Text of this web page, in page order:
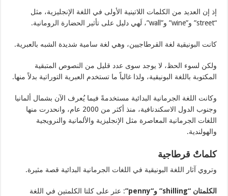
إذ إن العديد من الكلمات اللاتينية الأولى في اللغة الإنجليزية، مثل
“street” و”wine” و”wall”، لَهي دليل على تأثير الحضارة الرومانية.
كانت البونيقية لغة القرطاجيين، وهي لغة سامية شديدة الشبه بالعبرية.
ولكن لسوء الحظ، لا يوجد سوى عدد قليل من النصوص المتبقية
المكتوبة باللغة البونيقية، ولذا غالباً ما تستخدم العبرية التوراتية بدلاً منها.
وكانت اللغة الجرمانية البدائية مستخدمةً فيما يُعرف الآن بشمال ألمانيا
وجنوب الدول الاسكندنافية، منذ أكثر من 2000 عام، وانحدرت منها
اللغات الجرمانية المعاصرة مثل الإنجليزية والألمانية والنرويجية
والهولندية.
كلماتٌ قرطاجية
وتروي آثار اللغة البونيقية في اللغات الجرمانية البدائية قصة مثيرة.
الكلمتان “shilling” و“penny”
: عثر على كلتا الكلمتين في اللغة